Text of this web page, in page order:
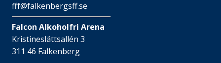
fff@falkenbergsff.se
Falcon Alkoholfri Arena
Kristineslättsallén 3
311 46 Falkenberg